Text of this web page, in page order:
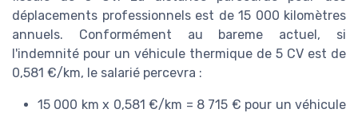
déplacements professionnels est de 15 000 kilomètres
annuels. Conformément au bareme actuel, si
l'indemnité pour un véhicule thermique de 5 CV est de
0,581 €/km, le salarié percevra :
15 000 km x 0,581 €/km = 8 715 € pour un véhicule